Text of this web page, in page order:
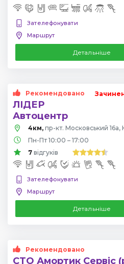
Зателефонувати
Маршрут
Детальніше
Рекомендовано
ЛІДЕР
Автоцентр
4км, пр-кт. Московський 16а,
Пн-Пт 10:00 – 17:00
7 відгуків
Зателефонувати
Маршрут
Детальніше
Рекомендовано
СТО Амортик Сервіс